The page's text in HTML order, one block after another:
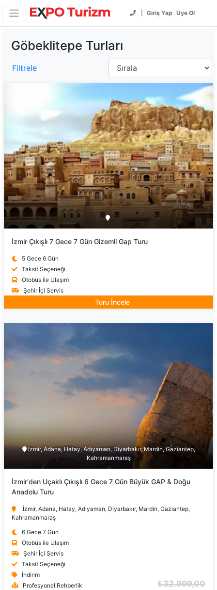
Giriş Yap Üye Ol
Göbeklitepe Turları
Filtrele
İzmir Çıkışlı 7 Gece 7 Gün Gizemli Gap Turu
5 Gece 6 Gün
Taksit Seçeneği
Otobüs ile Ulaşım
Şehir İçi Servis
Turu İncele
İzmir, Adana, Hatay, Adıyaman, Diyarbakır, Mardin, Gaziantep,
Kahramanmaraş
İzmir'den Uçaklı Çıkışlı 6 Gece 7 Gün Büyük GAP & Doğu
Anadolu Turu
İzmir, Adana, Hatay, Adıyaman, Diyarbakır, Mardin, Gaziantep,
Kahramanmaraş
6 Gece 7 Gün
Otobüs ile Ulaşım
Şehir İçi Servis
Taksit Seçeneği
İndirim
Profesyonel Rehberlik
₺32.999,00